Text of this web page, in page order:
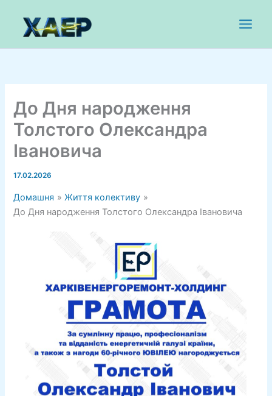
вмісту
До Дня народження
Толстого Олександра
Івановича
17.02.2026
Домашня
Життя колективу
До Дня народження Толстого Олександра Івановича